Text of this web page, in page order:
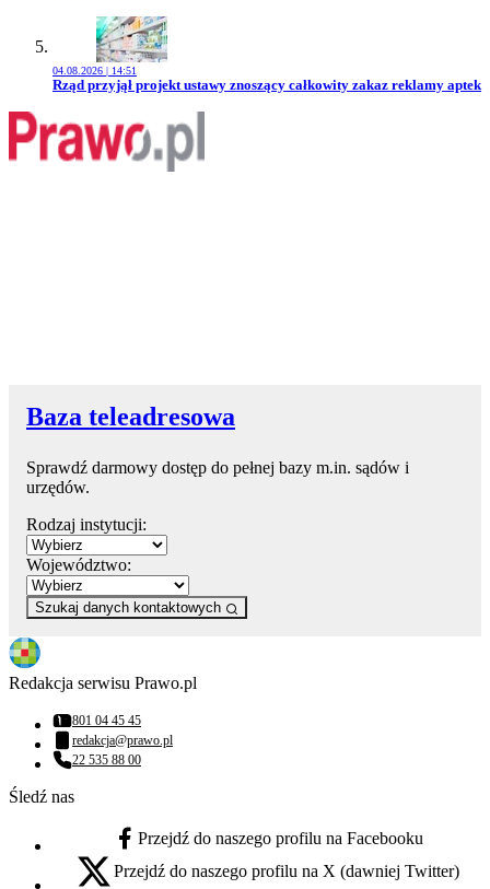
04.08.2026 | 14:51
Przejdź do artykułu:
Rząd przyjął projekt ustawy znoszący całkowity zakaz reklamy aptek
Baza teleadresowa
Sprawdź darmowy dostęp do pełnej bazy m.in. sądów i
urzędów.
Rodzaj instytucji:
Województwo:
Szukaj danych kontaktowych
Redakcja serwisu Prawo.pl
Numer telefonu:
801 04 45 45
Adres email:
redakcja@prawo.pl
Numer telefonu:
22 535 88 00
Śledź nas
facebook - otwiera się w nowej karcie
Przejdź do naszego profilu na Facebooku
x - otwiera się w nowej karcie
Przejdź do naszego profilu na X (dawniej Twitter)